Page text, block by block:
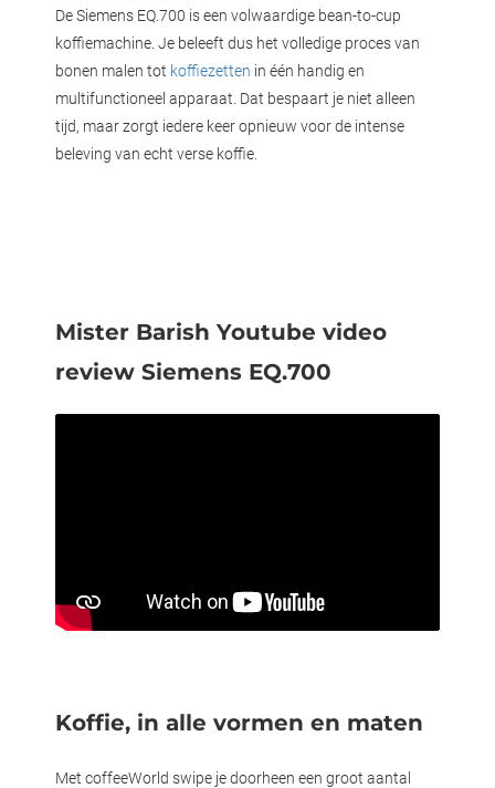
De Siemens EQ.700 is een volwaardige bean-to-cup
koffiemachine. Je beleeft dus het volledige proces van
bonen malen tot koffiezetten in één handig en
multifunctioneel apparaat. Dat bespaart je niet alleen
tijd, maar zorgt iedere keer opnieuw voor de intense
beleving van echt verse koffie.
Mister Barish Youtube video
review Siemens EQ.700
Koffie, in alle vormen en maten
Met coffeeWorld swipe je doorheen een groot aantal